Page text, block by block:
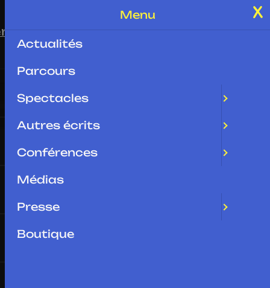
MédiasPresse Boutique
Menu
Actualités
Parcours
Spectacles
Autres écrits
Conférences
Médias
Presse
Boutique